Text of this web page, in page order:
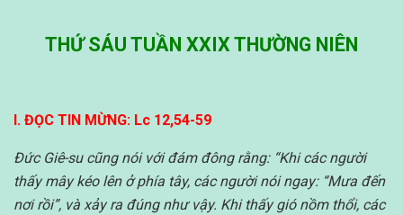
THỨ SÁU TUẦN XXIX THƯỜNG NIÊN
I. ĐỌC TIN MỪNG: Lc 12,54-59
Đức Giê-su cũng nói với đám đông rằng: “Khi các người
thấy mây kéo lên ở phía tây, các người nói ngay: “Mưa đến
nơi rồi”, và xảy ra đúng như vậy. Khi thấy gió nồm thổi, các